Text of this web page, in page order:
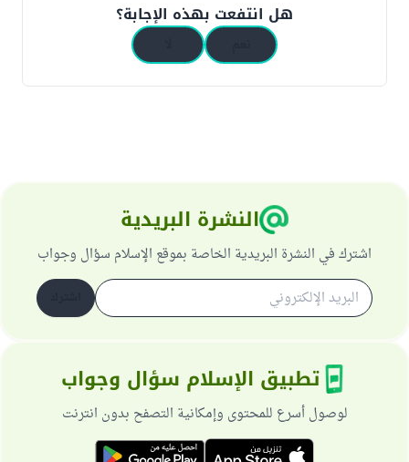
هل انتفعت بهذه الإجابة؟
النشرة البريدية
اشترك في النشرة البريدية الخاصة بموقع الإسلام سؤال وجواب
تطبيق الإسلام سؤال وجواب
لوصول أسرع للمحتوى وإمكانية التصفح بدون انترنت